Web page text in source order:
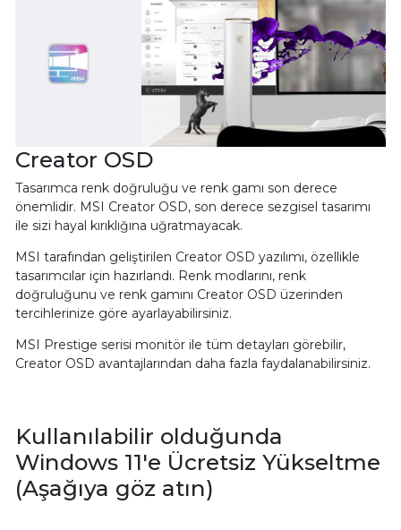
Creator OSD
Tasarımca renk doğruluğu ve renk gamı son derece
önemlidir. MSI Creator OSD, son derece sezgisel tasarımı
ile sizi hayal kırıklığına uğratmayacak.
MSI tarafından geliştirilen Creator OSD yazılımı, özellikle
tasarımcılar için hazırlandı. Renk modlarını, renk
doğruluğunu ve renk gamını Creator OSD üzerinden
tercihlerinize göre ayarlayabilirsiniz.
MSI Prestige serisi monitör ile tüm detayları görebilir,
Creator OSD avantajlarından daha fazla faydalanabilirsiniz.
Kullanılabilir olduğunda
Windows 11'e Ücretsiz Yükseltme
(Aşağıya göz atın)